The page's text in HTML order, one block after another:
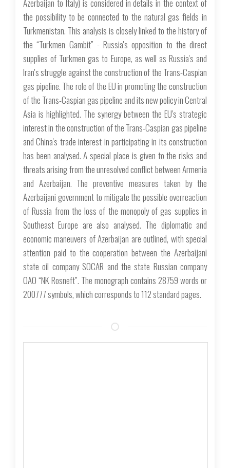
Azerbaijan to Italy) is considered in details in the context of
the possibility to be connected to the natural gas fields in
Turkmenistan. This analysis is closely linked to the history of
the “Turkmen Gambit” - Russia's opposition to the direct
supplies of Turkmen gas to Europe, as well as Russia's and
Iran's struggle against the construction of the Trans-Caspian
gas pipeline. The role of the EU in promoting the construction
of the Trans-Caspian gas pipeline and its new policy in Central
Asia is highlighted. The synergy between the EU's strategic
interest in the construction of the Trans-Caspian gas pipeline
and China's trade interest in participating in its construction
has been analysed. A special place is given to the risks and
threats arising from the unresolved conflict between Armenia
and Azerbaijan. The preventive measures taken by the
Azerbaijani government to mitigate the possible overreaction
of Russia from the loss of the monopoly of gas supplies in
Southeast Europe are also analysed. The diplomatic and
economic maneuvers of Azerbaijan are outlined, with special
attention paid to the cooperation between the Azerbaijani
state oil company SOCAR and the state Russian company
OAO “NK Rosneft”. The monograph contains 28759 words or
200777 symbols, which corresponds to 112 standard pages.